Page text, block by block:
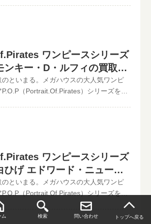
格の振込手数料など全て無料です。JANコ
具体的な金額が分かります。かんたん買
ードのみでの仮買取査定可能!!状態も（開
入力いただけます。下記のような入力方
定が可能です。といまる。開催中の買取
報
えで二種類の表情が再現できるなど、
応えるお楽しみ要素も満載 この他の
）の最新買取価格はコチラから
フィギュアの頂点P.O.P買取ならといま
】【フィギュアーツZERO】など、ワン
買取価格はコチラから↓かんたん買取査
額に納得したら、無料宅配キット申し
らお申込みください。といまるから送料
トが届いたら、ダンボールに商品を詰め
り可能です！買取査定価格の振込手数料
す。JANコード入力で更に具体的な金額が
んたん買取査定はJANコードのみでの仮買
も（開封品or未開封）ご入力いただけま
な入力方法でも仮買取査定が可能です。
の買取キャンペーン情報
の相場で改めて買取査定致しますのでご
》Portrait.Of.Pirates ワンピースシリーズ
ガス・D・エースJAN:4535123712159現
1,500円（未開封の場合）P.O.Pワンピー
ズに、ファン待望のエースが登場!頭
換装で様々なパターンに組み替え可
フェクトパーツで火拳状態を再現可能
他【POP】【フィギュアーツZERO】な
フィギュア買取価格はコチラから↓かんた
買取査定金額に納得したら、無料宅配キ
ォームからお申込みください。といまる
配キットが届いたら、ダンボールに商
るだけ。自宅から出ることなく、お売り
が売れます！宅配買取可能地域は、日本
お買取り可能です！買取査定価格の振
無料です。JANコード入力で更に具体的
ワンピースシリーズ
ンキー・D・ルフィの買取価
のといまる。メガハウスの大人気ワンピ
（Portrait.Of.Pirates）シリーズを高
相場で改めて買取査定致しますのでご
》Portrait.Of.Pirates ワンピースシリーズ
ー・D・ルフィJAN:4535123712142現在
円（未開封の場合）P.O.Pワンピース
に、いよいよ主人公のルフィがDXバー
パーツ(頭部、帽子、上半身、両腕)の換
なパターンに組み替え可能 この他の
）の最新買取価格はコチラから
フィギュアの頂点P.O.P買取ならといま
ワンピースシリーズ
ひげ エドワード・ニューゲ
価格
のといまる。メガハウスの大人気ワンピ
（Portrait.Of.Pirates）シリーズを高
06/07更新！《現在、各買取価格表の
ものがありますが、ご依頼頂いた買取
ム 検索 問い合わせ トップへ戻る